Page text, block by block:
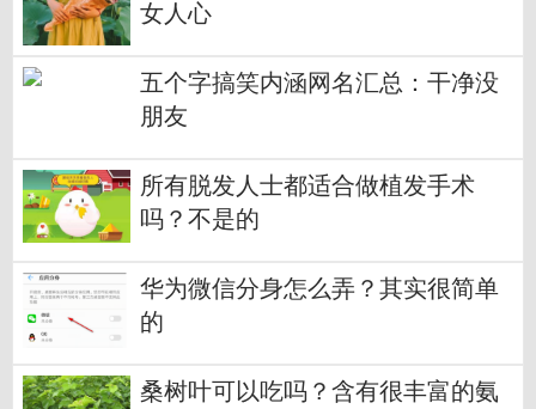
女人心
五个字搞笑内涵网名汇总：干净没
朋友
所有脱发人士都适合做植发手术
吗？不是的
华为微信分身怎么弄？其实很简单
的
桑树叶可以吃吗？含有很丰富的氨